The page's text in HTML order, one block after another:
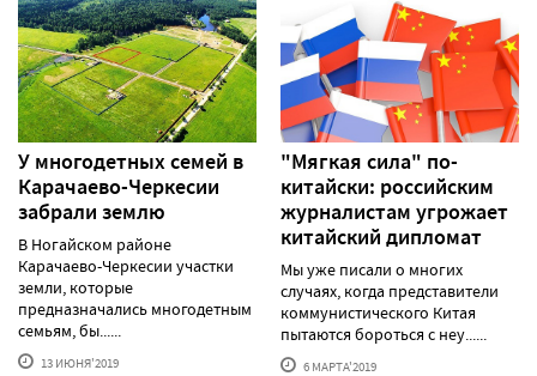
У многодетных семей в
Карачаево-Черкесии
забрали землю
В Ногайском районе
Карачаево-Черкесии участки
земли, которые
предназначались многодетным
семьям, бы......
13 ИЮНЯ'2019
"Мягкая сила" по-
китайски: российским
журналистам угрожает
китайский дипломат
Мы уже писали о многих
случаях, когда представители
коммунистического Китая
пытаются бороться с неу......
6 МАРТА'2019